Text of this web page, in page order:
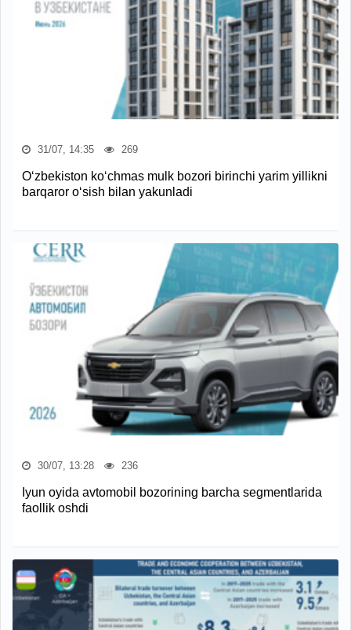
31/07, 14:35 269
O‘zbekiston ko‘chmas mulk bozori birinchi yarim yillikni
barqaror o‘sish bilan yakunladi
30/07, 13:28 236
Iyun oyida avtomobil bozorining barcha segmentlarida
faollik oshdi